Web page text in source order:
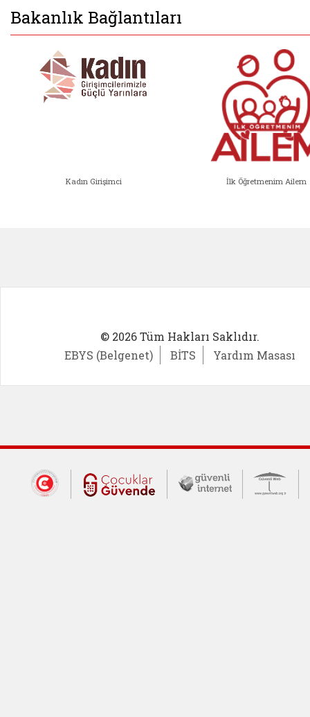
Bakanlık Bağlantıları
Kadın Girişimci İlk Öğretmenim Ailem
© 2026 Tüm Hakları Saklıdır.
EBYS (Belgenet)
BİTS Yardım Masası
Dış Bağlantılar
Cumhurbaşkanlığı İletişim Merkezi
Çocuklar Güvende (yeni
Güvenli